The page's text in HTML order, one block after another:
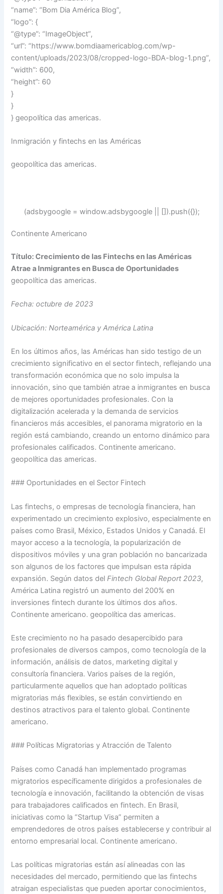
“name”: “Bom Dia América Blog”,
“logo”: {
“@type”: “ImageObject”,
“url”: “https://www.bomdiaamericablog.com/wp-
content/uploads/2023/08/cropped-logo-BDA-blog-1.png”,
“width”: 600,
“height”: 60
}
}
} geopolítica das americas.
Inmigración y fintechs en las Américas
geopolítica das americas.
(adsbygoogle = window.adsbygoogle || []).push({});
Continente Americano
Título: Crecimiento de las Fintechs en las Américas
Atrae a Inmigrantes en Busca de Oportunidades
geopolítica das americas.
Fecha: octubre de 2023
Ubicación: Norteamérica y América Latina
En los últimos años, las Américas han sido testigo de un
crecimiento significativo en el sector fintech, reflejando una
transformación económica que no solo impulsa la
innovación, sino que también atrae a inmigrantes en busca
de mejores oportunidades profesionales. Con la
digitalización acelerada y la demanda de servicios
financieros más accesibles, el panorama migratorio en la
región está cambiando, creando un entorno dinámico para
profesionales calificados. Continente americano.
geopolítica das americas.
### Oportunidades en el Sector Fintech
Las fintechs, o empresas de tecnología financiera, han
experimentado un crecimiento explosivo, especialmente en
países como Brasil, México, Estados Unidos y Canadá. El
mayor acceso a la tecnología, la popularización de
dispositivos móviles y una gran población no bancarizada
son algunos de los factores que impulsan esta rápida
expansión. Según datos delFintech Global Report 2023,
América Latina registró un aumento del 200% en
inversiones fintech durante los últimos dos años.
Continente americano. geopolítica das americas.
Este crecimiento no ha pasado desapercibido para
profesionales de diversos campos, como tecnología de la
información, análisis de datos, marketing digital y
consultoría financiera. Varios países de la región,
particularmente aquellos que han adoptado políticas
migratorias más flexibles, se están convirtiendo en
destinos atractivos para el talento global. Continente
americano.
### Políticas Migratorias y Atracción de Talento
Países como Canadá han implementado programas
migratorios específicamente dirigidos a profesionales de
tecnología e innovación, facilitando la obtención de visas
para trabajadores calificados en fintech. En Brasil,
iniciativas como la “Startup Visa” permiten a
emprendedores de otros países establecerse y contribuir al
entorno empresarial local. Continente americano.
Las políticas migratorias están así alineadas con las
necesidades del mercado, permitiendo que las fintechs
atraigan especialistas que pueden aportar conocimientos,